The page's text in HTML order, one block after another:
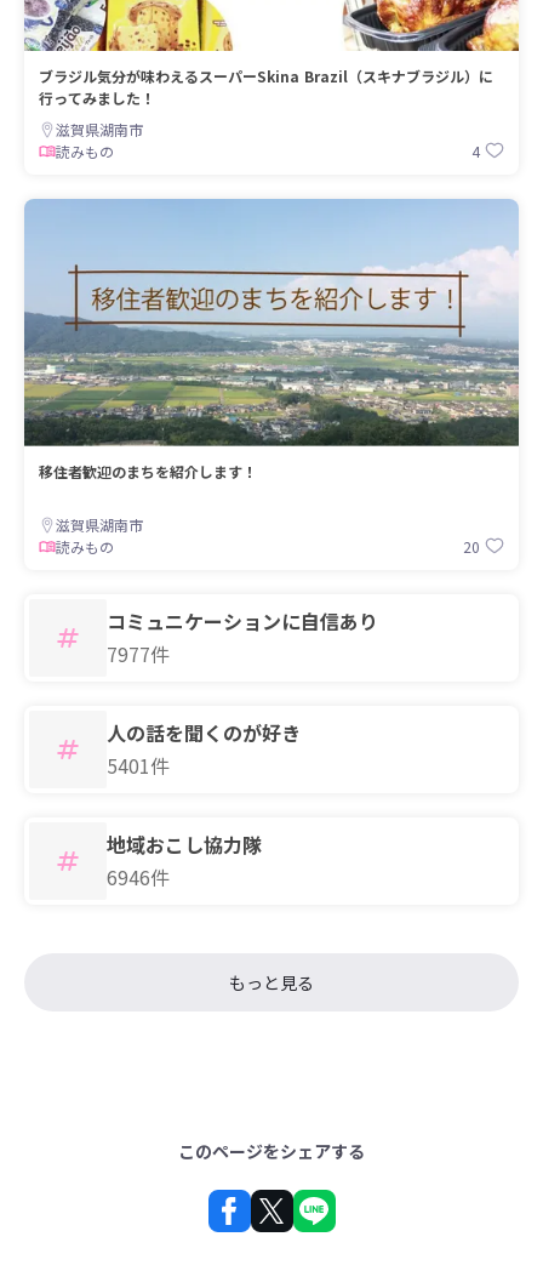
ブラジル気分が味わえるスーパーSkina Brazil（スキナブラジル）に
行ってみました！
滋賀県湖南市
読みもの
4
移住者歓迎のまちを紹介します！
滋賀県湖南市
読みもの
20
コミュニケーションに自信あり
7977件
人の話を聞くのが好き
5401件
地域おこし協力隊
6946件
もっと見る
このページをシェアする